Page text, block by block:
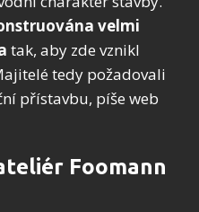
velmi
tak, aby zde vznikl
tedy požadovali
přístavbu, píše web
Foomann